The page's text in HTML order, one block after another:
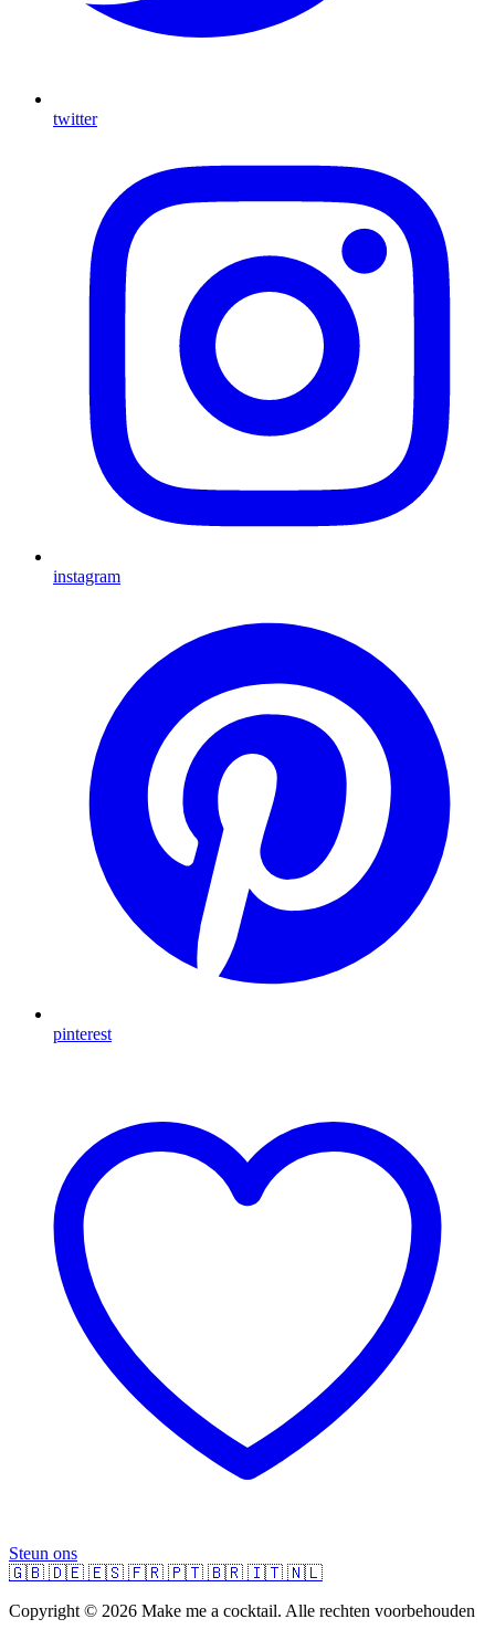
twitter
instagram
pinterest
Steun ons
🇬🇧 🇩🇪 🇪🇸 🇫🇷 🇵🇹 🇧🇷 🇮🇹 🇳🇱
Copyright © 2026 Make me a cocktail. Alle rechten voorbehouden